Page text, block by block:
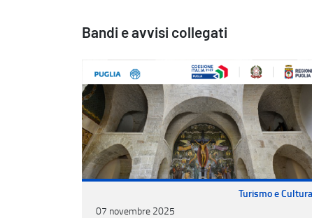
Bandi e avvisi collegati
Turismo e Cultura
07 novembre 2025